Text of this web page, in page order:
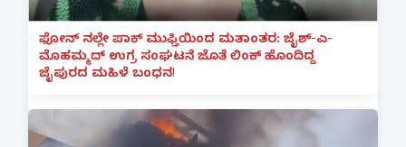
ಫೋನ್ ನಲ್ಲೇ ಪಾಕ್ ಮುಫ್ತಿಯಿಂದ ಮತಾಂತರ: ಜೈಶ್-ಎ-
ಮೊಹಮ್ಮದ್ ಉಗ್ರ ಸಂಘಟನೆ ಜೊತೆ ಲಿಂಕ್ ಹೊಂದಿದ್ದ
ಜೈಪುರದ ಮಹಿಳೆ ಬಂಧನ!